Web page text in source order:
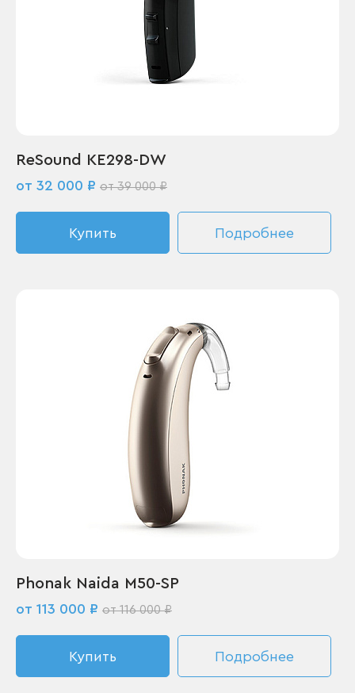
ReSound KE298-DW
от 32 000 ₽ от 39 000 ₽
Купить Подробнее
Phonak Naida M50-SP
от 113 000 ₽ от 116 000 ₽
Купить Подробнее